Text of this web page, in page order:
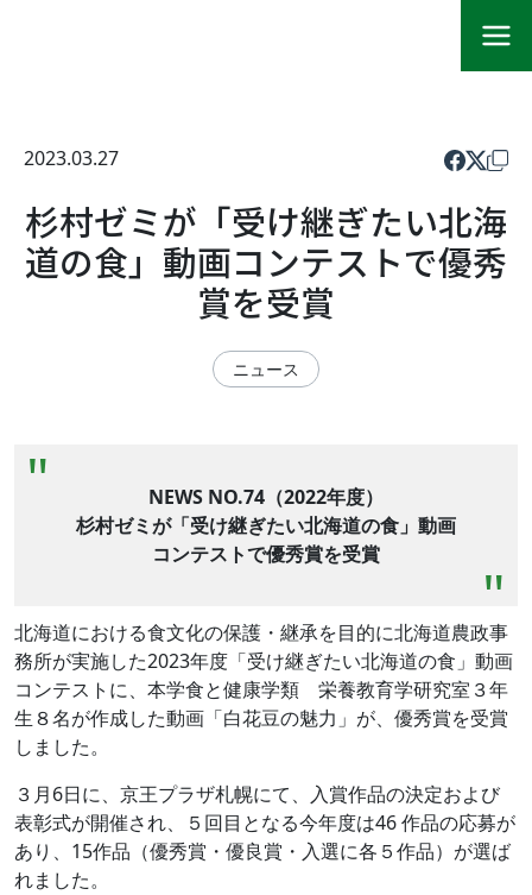
2023.03.27
杉村ゼミが「受け継ぎたい北海
道の食」動画コンテストで優秀
賞を受賞
ニュース
NEWS NO.74（2022年度）
杉村ゼミが「受け継ぎたい北海道の食」動画
コンテストで優秀賞を受賞
北海道における食文化の保護・継承を目的に北海道農政事
務所が実施した2023年度「受け継ぎたい北海道の食」動画
コンテストに、本学食と健康学類 栄養教育学研究室３年
生８名が作成した動画「白花豆の魅力」が、優秀賞を受賞
しました。
３月6日に、京王プラザ札幌にて、入賞作品の決定および
表彰式が開催され、５回目となる今年度は46 作品の応募が
あり、15作品（優秀賞・優良賞・入選に各５作品）が選ば
れました。